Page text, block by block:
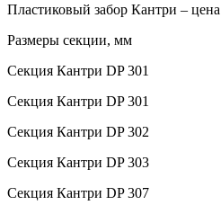
Пластиковый забор Кантри –
Размеры секции, мм
Секция Кантри DP 301
Секция Кантри DP 301
Секция Кантри DP 302
Секция Кантри DP 303
Секция Кантри DP 307